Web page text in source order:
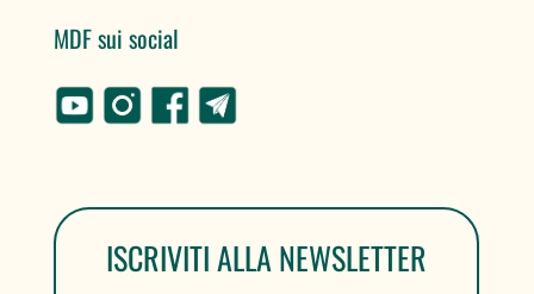
MDF sui social
ISCRIVITI ALLA NEWSLETTER